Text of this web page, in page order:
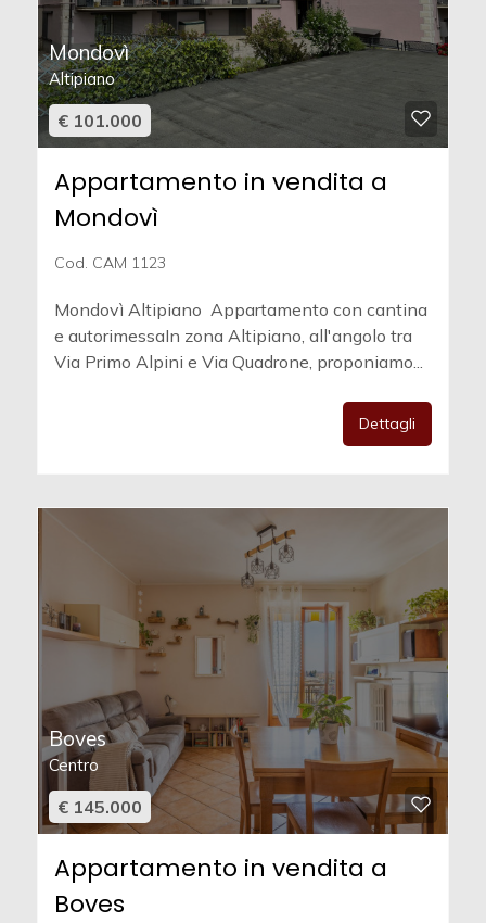
Mondovì
Altipiano
€ 101.000
Appartamento in vendita a
Mondovì
Cod. CAM 1123
Mondovì Altipiano  Appartamento con cantina
e autorimessaIn zona Altipiano, all'angolo tra
Via Primo Alpini e Via Quadrone, proponiamo...
Dettagli
Boves
Centro
€ 145.000
Appartamento in vendita a
Boves